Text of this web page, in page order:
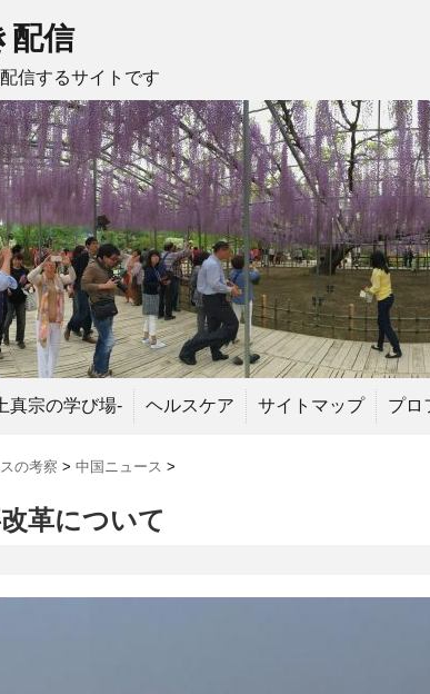
配信
信するサイトです
真宗の学び場- ヘルスケア サイトマップ プロ
の考察 > 中国ニュース >
革について